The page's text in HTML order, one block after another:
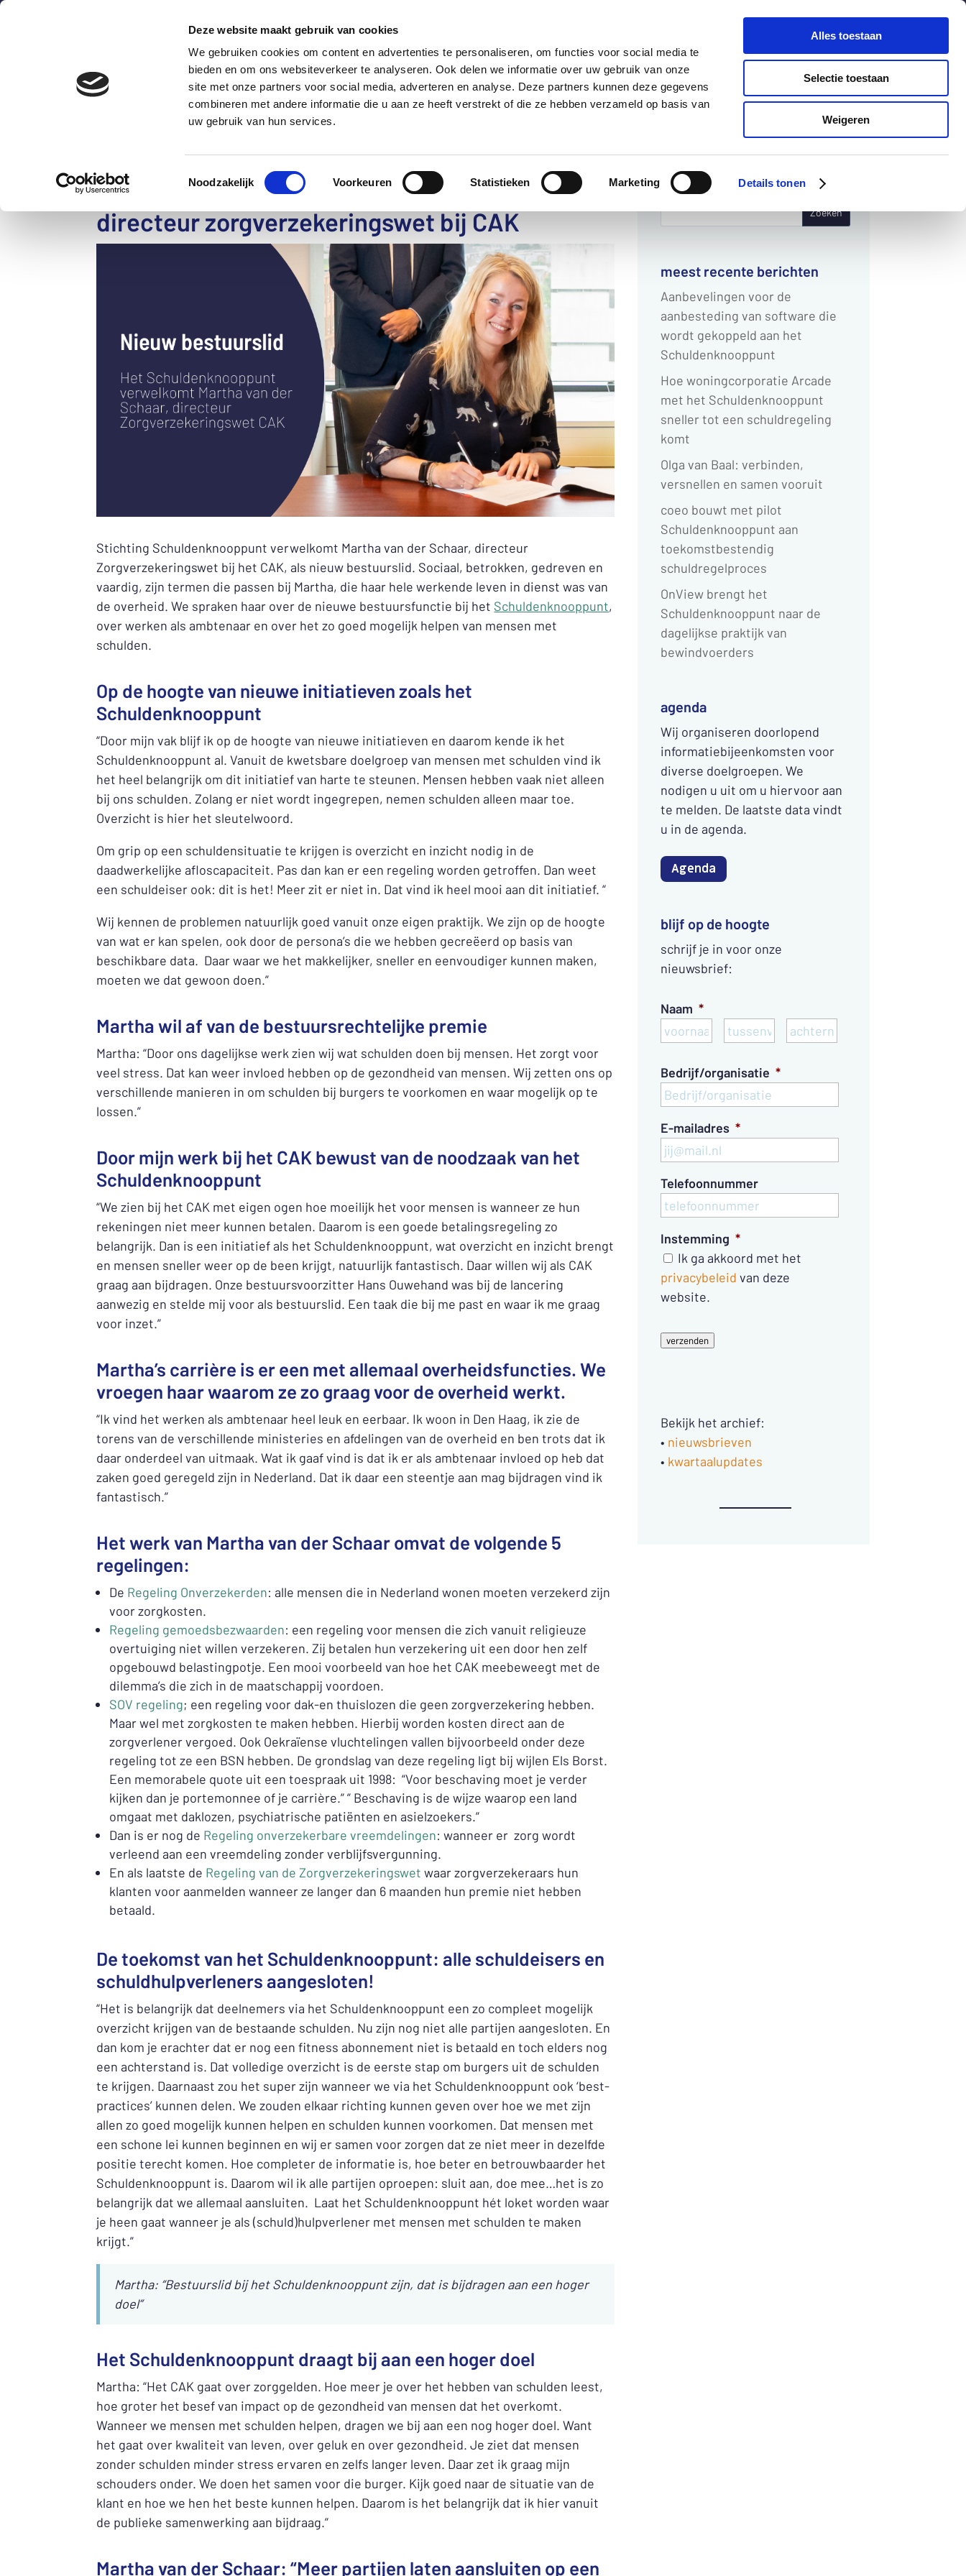
Deze website maakt gebruik van cookies
We gebruiken cookies om content en advertenties te personaliseren, om functies voor social media te
bieden en om ons websiteverkeer te analyseren. Ook delen we informatie over uw gebruik van onze
site met onze partners voor social media, adverteren en analyse. Deze partners kunnen deze gegevens
combineren met andere informatie die u aan ze heeft verstrekt of die ze hebben verzameld op basis van
uw gebruik van hun services.
Toestemmingsselectie
Noodzakelijk Voorkeuren Statistieken Marketing Details tonen
Alles toestaan
Selectie toestaan
Weigeren
aanmelden helpdesk webportaal
Hoe werkt het? Deelnemers Over ons Informatie
Nieuw bestuurslid: Martha van der Schaar,
directeur zorgverzekeringswet bij CAK
Stichting Schuldenknooppunt verwelkomt Martha van der Schaar, directeur
Zorgverzekeringswet bij het CAK, als nieuw bestuurslid. Sociaal, betrokken, gedreven en
vaardig, zijn termen die passen bij Martha, die haar hele werkende leven in dienst was van
de overheid. We spraken haar over de nieuwe bestuursfunctie bij het Schuldenknooppunt,
over werken als ambtenaar en over het zo goed mogelijk helpen van mensen met
schulden.
Op de hoogte van nieuwe initiatieven zoals het
Schuldenknooppunt
“Door mijn vak blijf ik op de hoogte van nieuwe initiatieven en daarom kende ik het
Schuldenknooppunt al. Vanuit de kwetsbare doelgroep van mensen met schulden vind ik
het heel belangrijk om dit initiatief van harte te steunen. Mensen hebben vaak niet alleen
bij ons schulden. Zolang er niet wordt ingegrepen, nemen schulden alleen maar toe.
Overzicht is hier het sleutelwoord.
Om grip op een schuldensituatie te krijgen is overzicht en inzicht nodig in de
daadwerkelijke afloscapaciteit. Pas dan kan er een regeling worden getroffen. Dan weet
een schuldeiser ook: dit is het! Meer zit er niet in. Dat vind ik heel mooi aan dit initiatief. “
Wij kennen de problemen natuurlijk goed vanuit onze eigen praktijk. We zijn op de hoogte
van wat er kan spelen, ook door de persona’s die we hebben gecreëerd op basis van
beschikbare data. Daar waar we het makkelijker, sneller en eenvoudiger kunnen maken,
moeten we dat gewoon doen.”
Martha wil af van de bestuursrechtelijke premie
Martha: “Door ons dagelijkse werk zien wij wat schulden doen bij mensen. Het zorgt voor
veel stress. Dat kan weer invloed hebben op de gezondheid van mensen. Wij zetten ons op
verschillende manieren in om schulden bij burgers te voorkomen en waar mogelijk op te
lossen.”
Door mijn werk bij het CAK bewust van de noodzaak van het
Schuldenknooppunt
“We zien bij het CAK met eigen ogen hoe moeilijk het voor mensen is wanneer ze hun
rekeningen niet meer kunnen betalen. Daarom is een goede betalingsregeling zo
belangrijk. Dan is een initiatief als het Schuldenknooppunt, wat overzicht en inzicht brengt
en mensen sneller weer op de been krijgt, natuurlijk fantastisch. Daar willen wij als CAK
graag aan bijdragen. Onze bestuursvoorzitter Hans Ouwehand was bij de lancering
aanwezig en stelde mij voor als bestuurslid. Een taak die bij me past en waar ik me graag
voor inzet.”
Martha’s carrière is er een met allemaal overheidsfuncties. We
vroegen haar waarom ze zo graag voor de overheid werkt.
“Ik vind het werken als ambtenaar heel leuk en eerbaar. Ik woon in Den Haag, ik zie de
torens van de verschillende ministeries en afdelingen van de overheid en ben trots dat ik
daar onderdeel van uitmaak. Wat ik gaaf vind is dat ik er als ambtenaar invloed op heb dat
zaken goed geregeld zijn in Nederland. Dat ik daar een steentje aan mag bijdragen vind ik
fantastisch.”
Het werk van Martha van der Schaar omvat de volgende 5
regelingen:
De Regeling Onverzekerden: alle mensen die in Nederland wonen moeten verzekerd zijn
voor zorgkosten.
Regeling gemoedsbezwaarden: een regeling voor mensen die zich vanuit religieuze
overtuiging niet willen verzekeren. Zij betalen hun verzekering uit een door hen zelf
opgebouwd belastingpotje. Een mooi voorbeeld van hoe het CAK meebeweegt met de
dilemma’s die zich in de maatschappij voordoen.
SOV regeling; een regeling voor dak-en thuislozen die geen zorgverzekering hebben.
Maar wel met zorgkosten te maken hebben. Hierbij worden kosten direct aan de
zorgverlener vergoed. Ook Oekraïense vluchtelingen vallen bijvoorbeeld onder deze
regeling tot ze een BSN hebben. De grondslag van deze regeling ligt bij wijlen Els Borst.
Een memorabele quote uit een toespraak uit 1998: “Voor beschaving moet je verder
kijken dan je portemonnee of je carrière.” ” Beschaving is de wijze waarop een land
omgaat met daklozen, psychiatrische patiënten en asielzoekers.”
Dan is er nog de Regeling onverzekerbare vreemdelingen: wanneer er zorg wordt
verleend aan een vreemdeling zonder verblijfsvergunning.
En als laatste de Regeling van de Zorgverzekeringswet waar zorgverzekeraars hun
klanten voor aanmelden wanneer ze langer dan 6 maanden hun premie niet hebben
betaald.
De toekomst van het Schuldenknooppunt: alle schuldeisers en
schuldhulpverleners aangesloten!
“Het is belangrijk dat deelnemers via het Schuldenknooppunt een zo compleet mogelijk
overzicht krijgen van de bestaande schulden. Nu zijn nog niet alle partijen aangesloten. En
dan kom je erachter dat er nog een fitness abonnement niet is betaald en toch elders nog
een achterstand is. Dat volledige overzicht is de eerste stap om burgers uit de schulden
te krijgen. Daarnaast zou het super zijn wanneer we via het Schuldenknooppunt ook ‘best-
practices’ kunnen delen. We zouden elkaar richting kunnen geven over hoe we met zijn
allen zo goed mogelijk kunnen helpen en schulden kunnen voorkomen. Dat mensen met
een schone lei kunnen beginnen en wij er samen voor zorgen dat ze niet meer in dezelfde
positie terecht komen. Hoe completer de informatie is, hoe beter en betrouwbaarder het
Schuldenknooppunt is. Daarom wil ik alle partijen oproepen: sluit aan, doe mee…het is zo
belangrijk dat we allemaal aansluiten. Laat het Schuldenknooppunt hét loket worden waar
je heen gaat wanneer je als (schuld)hulpverlener met mensen met schulden te maken
krijgt.”
Martha: “Bestuurslid bij het Schuldenknooppunt zijn, dat is bijdragen aan een hoger
doel”
Het Schuldenknooppunt draagt bij aan een hoger doel
Martha: “Het CAK gaat over zorggelden. Hoe meer je over het hebben van schulden leest,
hoe groter het besef van impact op de gezondheid van mensen dat het overkomt.
Wanneer we mensen met schulden helpen, dragen we bij aan een nog hoger doel. Want
het gaat over kwaliteit van leven, over geluk en over gezondheid. Je ziet dat mensen
zonder schulden minder stress ervaren en zelfs langer leven. Daar zet ik graag mijn
schouders onder. We doen het samen voor die burger. Kijk goed naar de situatie van de
klant en hoe we hen het beste kunnen helpen. Daarom is het belangrijk dat ik hier vanuit
de publieke samenwerking aan bijdraag.”
Martha van der Schaar: “Meer partijen laten aansluiten op een
Zoeken
naar:
meest recente berichten
Aanbevelingen voor de
aanbesteding van software die
wordt gekoppeld aan het
Schuldenknooppunt
Hoe woningcorporatie Arcade
met het Schuldenknooppunt
sneller tot een schuldregeling
komt
Olga van Baal: verbinden,
versnellen en samen vooruit
coeo bouwt met pilot
Schuldenknooppunt aan
toekomstbestendig
schuldregelproces
OnView brengt het
Schuldenknooppunt naar de
dagelijkse praktijk van
bewindvoerders
agenda
Wij organiseren doorlopend
informatiebijeenkomsten voor
diverse doelgroepen. We
nodigen u uit om u hiervoor aan
te melden. De laatste data vindt
u in de agenda.
Agenda
blijf op de hoogte
schrijf je in voor onze
nieuwsbrief:
Naam *
Voornaam
Tussenvoegsel
Bedrijf/organisatie *
E-mailadres *
Telefoonnummer
Instemming *
Ik ga akkoord met het
privacybeleid van deze
website.
verzenden
Bekijk het archief:
• nieuwsbrieven
• kwartaalupdates